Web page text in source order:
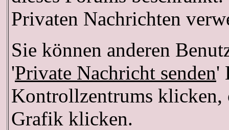
Privaten Nachrichten
Sie können anderen
'Private Nachricht senden'
Kontrollzentrums klicken,
Grafik klicken.